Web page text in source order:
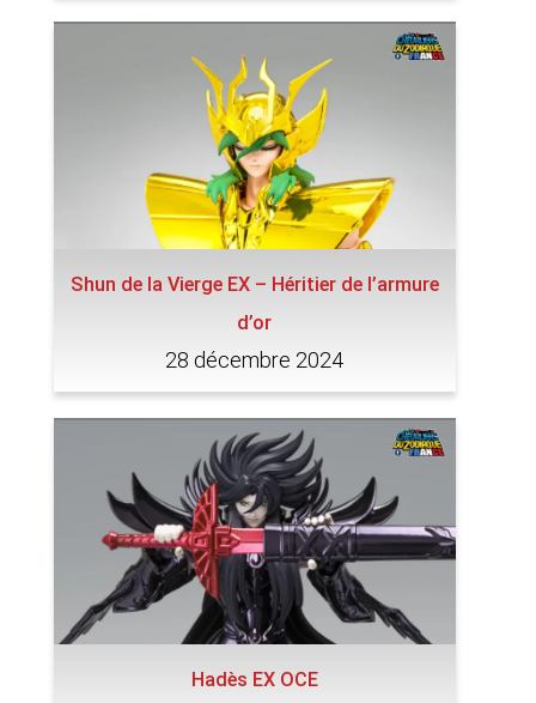
Shun de la Vierge EX – Héritier de l’armure
d’or
28 décembre 2024
Hadès EX OCE